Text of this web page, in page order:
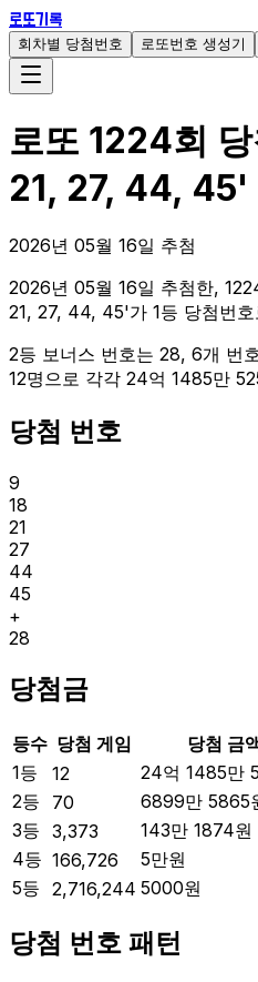
로또기록
회차별 당첨번호 로또번호 생성기
로또 1224회
21, 27, 44, 45'
2026년 05월 16일 추첨
2026년 05월 16일 추첨한,
21, 27, 44, 45'가 1등 당첨번호
2등 보너스 번호는 28, 6개 번
12명으로 각각 24억 1485만
당첨 번호
9
18
21
27
44
45
+
28
당첨금
등수 당첨 게임
당첨 금
1등
12 24억 1485만
2등
70 6899만 5865
3등 3,373 143만 1874원
4등 166,726 5만원
5등 2,716,244 5000원
당첨 번호 패턴